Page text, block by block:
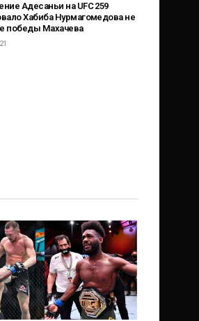
Адесаньи на UFC 259
Хабиба Нурмагомедова не
победы Махачева